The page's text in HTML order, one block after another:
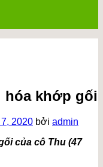
hóa khớp gối
2020 bởi admin
của cô Thu (47